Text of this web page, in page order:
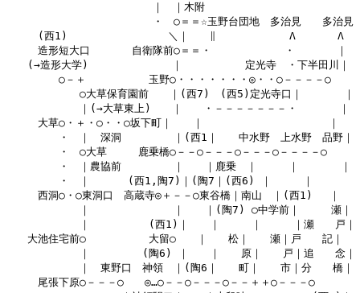
｜　｜木附
・　○＝＝☆玉野台団地　多治見　　多治見
(西1) 　　　　　　　　　＼｜　　∥　　　　　　　Λ　　　　Λ
造形短大口　　　　自衛隊前○＝＝・　　　　　　　・　　　　｜
(→造形大学)　　　　　　　　｜　　　　　　定光寺　・下半田川｜
○－＋　　　　　　玉野○・・・・・・・◎・・○－－－－○
○大草保育園前　　｜(西7)　(西5)定光寺口｜　　　　｜
｜(→大草東上)　　｜　　・－－－－－－－・　　　　｜
大草○・＋・○・・○坂下町｜　　｜　　　　　　　　　　　　｜
・　｜　深洞　　　　　｜(西1｜　　中水野　上水野　品野｜
・　○大草　　　鹿乗橋○－－○－－－○－－－○－－－－○
・　｜農協前　　　　　｜　　｜鹿乗　｜　　　｜　　　　｜
・　｜　　　 (西1,陶7)｜(陶7｜(西6) ｜　　　｜　　　　
西洞○・○東洞口　高蔵寺◎＋－－○東谷橋｜南山　｜(西1) 　｜
｜　　　　　　　　｜　　｜(陶7) ○中学前｜　　　瀬｜
｜　　　　　 (西1)｜　　｜　　　｜　　　｜瀬　　戸｜
大池住宅前○　　　　　　大留○　　｜　　松｜　　瀬｜戸　　記｜
｜　　　　　(陶6) ｜　　｜　　原｜　　戸｜追　　念｜
｜　東野口　神領　｜(陶6｜　　町｜　　市｜分　　橋｜
尾張下原○－－－○　　◎…○－－○－－－○－－＋＋○－－－○